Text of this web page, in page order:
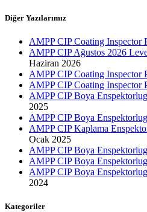
Diğer Yazılarımız
AMPP CIP Coating Inspector
AMPP CIP Ağustos 2026
Haziran 2026
AMPP CIP Coating Inspector
AMPP CIP Coating Inspector
AMPP CIP Boya
2025
AMPP CIP Boya
AMPP CIP Kaplama
Ocak 2025
AMPP CIP Boya
AMPP CIP Boya
AMPP CIP Boya
2024
Kategoriler